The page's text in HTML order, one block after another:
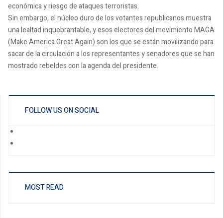
económica y riesgo de ataques terroristas.
Sin embargo, el núcleo duro de los votantes republicanos muestra
una lealtad inquebrantable, y esos electores del movimiento MAGA
(Make America Great Again) son los que se están movilizando para
sacar de la circulación a los representantes y senadores que se han
mostrado rebeldes con la agenda del presidente.
FOLLOW US ON SOCIAL
MOST READ